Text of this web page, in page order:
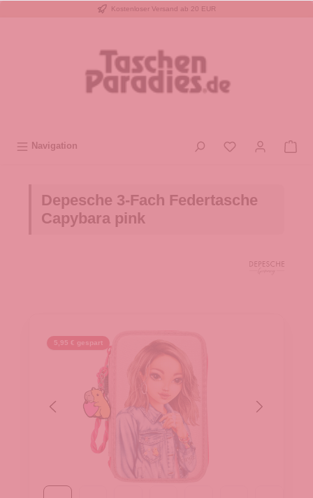
Kostenloser Versand ab 20 EUR
Navigation
Depesche 3-Fach Federtasche
Capybara pink
5,95 € gespart